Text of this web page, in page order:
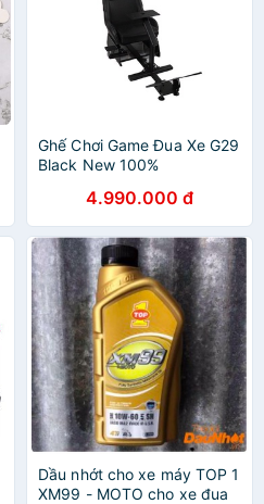
Ghế Chơi Game Đua Xe G29
Black New 100%
4.990.000 đ
Dầu nhớt cho xe máy TOP 1
XM99 - MOTO cho xe đua